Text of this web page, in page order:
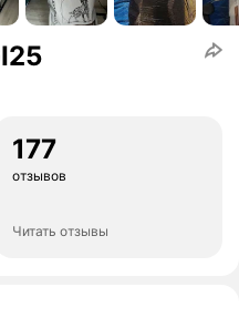
177
отзывов
Читать отзывы